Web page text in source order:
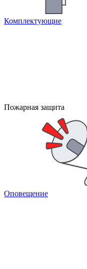
Комплектующие
Пожарная защита
Оповещение